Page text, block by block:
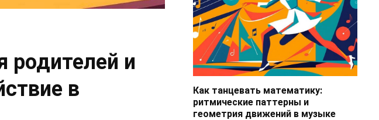
родителей и
в
Как танцевать математику:
ритмические паттерны и
геометрия движений в музыке